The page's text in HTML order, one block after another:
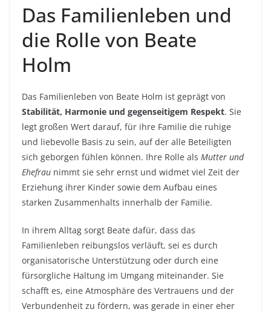
Das Familienleben und
die Rolle von Beate
Holm
Das Familienleben von Beate Holm ist geprägt von
Stabilität, Harmonie und gegenseitigem Respekt. Sie
legt großen Wert darauf, für ihre Familie die ruhige
und liebevolle Basis zu sein, auf der alle Beteiligten
sich geborgen fühlen können. Ihre Rolle als Mutter und
Ehefrau nimmt sie sehr ernst und widmet viel Zeit der
Erziehung ihrer Kinder sowie dem Aufbau eines
starken Zusammenhalts innerhalb der Familie.
In ihrem Alltag sorgt Beate dafür, dass das
Familienleben reibungslos verläuft, sei es durch
organisatorische Unterstützung oder durch eine
fürsorgliche Haltung im Umgang miteinander. Sie
schafft es, eine Atmosphäre des Vertrauens und der
Verbundenheit zu fördern, was gerade in einer eher